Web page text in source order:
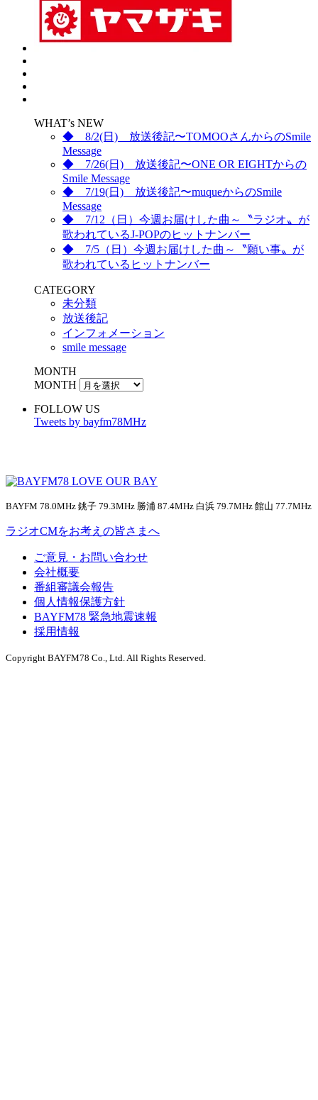
WHAT’s NEW
◆ 8/2(日) 放送後記〜TOMOOさんからのSmile
Message
◆ 7/26(日) 放送後記〜ONE OR EIGHTからの
Smile Message
◆ 7/19(日) 放送後記〜muqueからのSmile
Message
◆ 7/12（日）今週お届けした曲～〝ラジオ〟が
歌われているJ-POPのヒットナンバー
◆ 7/5（日）今週お届けした曲～〝願い事〟が
歌われているヒットナンバー
CATEGORY
未分類
放送後記
インフォメーション
smile message
MONTH
MONTH
FOLLOW US
Tweets by bayfm78MHz
BAYFM 78.0MHz 銚子 79.3MHz 勝浦 87.4MHz 白浜 79.7MHz 館山 77.7MHz
ラジオCMをお考えの皆さまへ
ご意見・お問い合わせ
会社概要
番組審議会報告
個人情報保護方針
BAYFM78 緊急地震速報
採用情報
Copyright BAYFM78 Co., Ltd. All Rights Reserved.